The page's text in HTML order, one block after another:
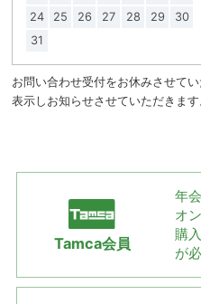
24
25 26 27 28 29
30
31
お問い合わせ受付をお休みさせて
表示しお知らせさせていただきます
Tamca会員
年
オ
購
が